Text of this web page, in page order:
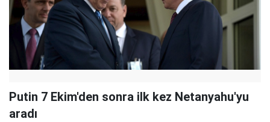
Putin 7 Ekim'den sonra ilk kez Netanyahu'yu
aradı